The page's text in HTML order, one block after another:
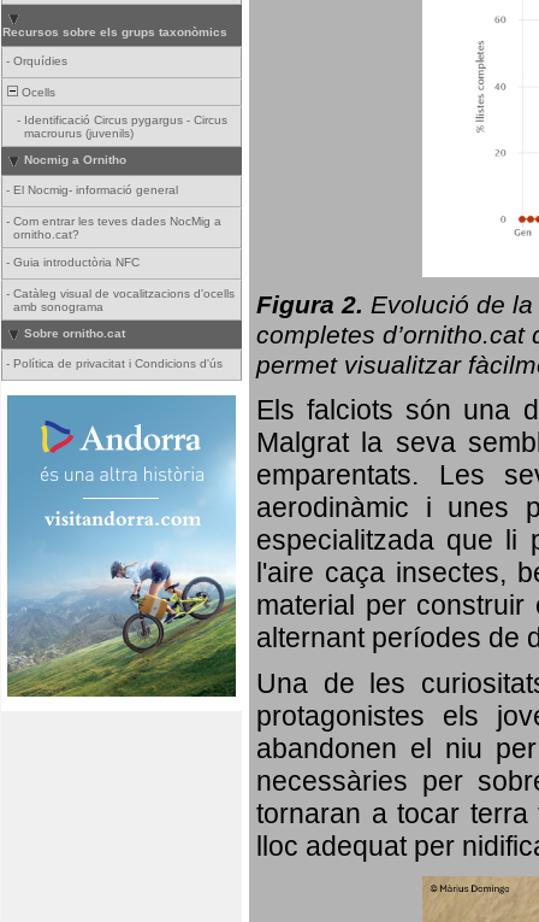
Recursos sobre els grups taxonòmics
- Orquídies
Ocells
- Identificació Circus pygargus - Circus
macrourus (juvenils)
Nocmig a Ornitho
- El Nocmig- informació general
- Com entrar les teves dades NocMig a
ornitho.cat?
- Guia introductòria NFC
- Catàleg visual de vocalitzacions d'ocells
amb sonograma
Sobre ornitho.cat
- Política de privacitat i Condicions d'ús
Figura 2. Evolució de la
completes d’ornitho.cat
permet visualitzar
Els falciots són una
Malgrat la seva
emparentats. Les
aerodinàmic i unes
especialitzada que li
l'aire caça insectes,
material per
alternant períodes de
Una de les
protagonistes els
abandonen el niu
necessàries per
tornaran a tocar
lloc adequat per